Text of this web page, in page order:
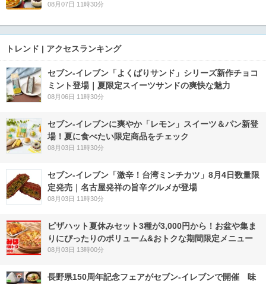
08月07日 11時30分
トレンド | アクセスランキング
セブン‐イレブン「よくばりサンド」シリーズ新作チョコ
ミント登場｜夏限定スイーツサンドの爽快な魅力
08月06日 11時30分
セブン‐イレブンに爽やか「レモン」スイーツ＆パン新登
場！夏に食べたい限定商品をチェック
08月03日 11時30分
セブン-イレブン「激辛！台湾ミンチカツ」8月4日数量限
定発売｜名古屋発祥の旨辛グルメが登場
08月03日 11時30分
ピザハット夏休みセット3種が3,000円から！お盆や集ま
りにぴったりのボリューム&おトクな期間限定メニュー
08月03日 13時00分
長野県150周年記念フェアがセブン-イレブンで開催 味